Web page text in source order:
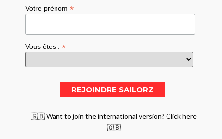
Votre prénom*
Vous êtes :*
🇬🇧 Want to join the international version? Click here
🇬🇧